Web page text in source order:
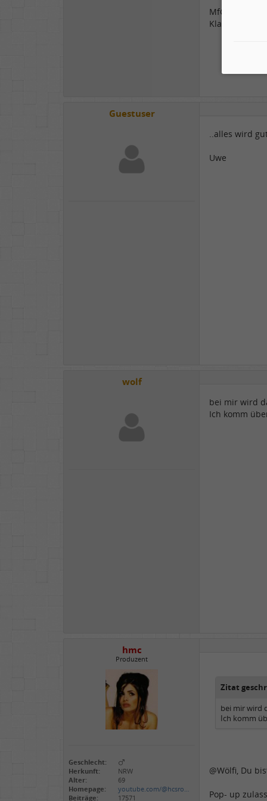
MfG
Klaus
Guestuser
..alles wird
Uwe
wolf
bei mir wird
Ich komm
hmc
Produzent
Geschlecht:
Herkunft:
NRW
Alter:
69
Homepage:
youtube.com/@hcsro…
Beiträge:
17571
Zitat
bei mir wird
Ich komm
@Wölfi, Du
Pop- up